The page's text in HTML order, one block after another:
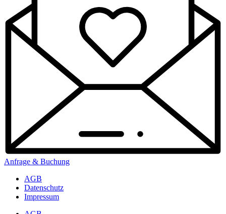
Anfrage & Buchung
AGB
Datenschutz
Impressum